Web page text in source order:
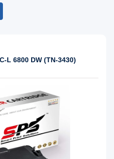
L 6800 DW (TN-3430)